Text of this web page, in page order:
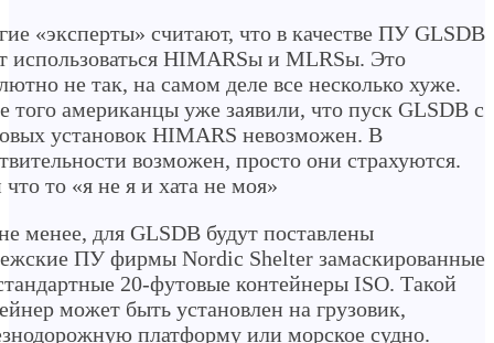
«эксперты» считают, что в качестве ПУ GLSDB
использоваться HIMARSы и MLRSы. Это
не так, на самом деле все несколько хуже.
того американцы уже заявили, что пуск GLSDB с
установок HIMARS невозможен. В
возможен, просто они страхуются.
то «я не я и хата не моя»
менее, для GLSDB будут поставлены
ПУ фирмы Nordic Shelter замаскированные
20-футовые контейнеры ISO. Такой
может быть установлен на грузовик,
платформу или морское судно.